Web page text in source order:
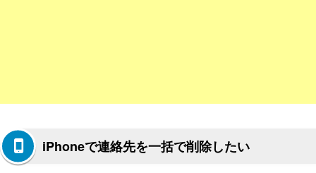
iPhoneで連絡先を一括で削除したい